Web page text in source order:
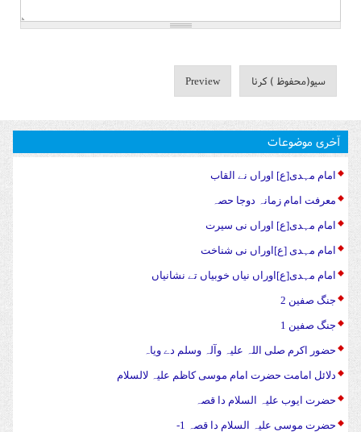
آخری موضوعات
امام مہدی[ع] اوراں نے القاب
معرفت امام زمانہ دوجا حصہ
امام مہدی[ع] اوراں نی سیرت
امام مہدی [ع]اوراں نی شناخت
امام مہدی[ع]اوراں نیاں خوبیاں تے نشانیاں
جنگ صفین 2
جنگ صفین 1
حضور اکرم صلی اللہ علیہ وآلہ وسلم دے ویاہ
دلائل امامت حضرت امام موسی کاظم علیہ لالسلام
حضرت ایوب علیہ السلام دا قصہ
حضرت موسی علیہ السلام دا قصہ 1-